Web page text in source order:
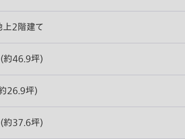
上2階建て
約46.9坪)
26.9坪)
約37.6坪)